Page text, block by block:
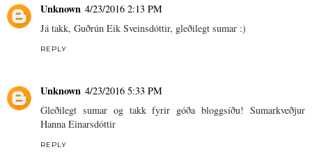
Unknown 4/23/2016 2:13 PM
Já takk, Guðrún Eik Sveinsdóttir, gleðilegt sumar :)
REPLY
Unknown 4/23/2016 5:33 PM
Gleðilegt sumar og takk fyrir góða bloggsíðu! Sumarkveðjur
Hanna Einarsdóttir
REPLY